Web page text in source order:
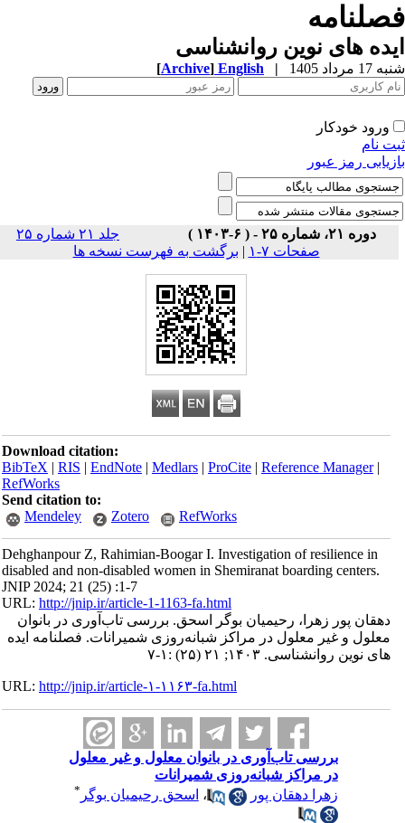
های نوین روانشناسی
مرداد 1405 |
English
[Archive]
ورود خودکار
نام
رمز عبور
دوره ۲۱، شماره ۲۵ - ( ۶-۱۴۰۳ )
جلد ۲۱ شماره ۲۵
صفحات ۷-۱
| برگشت به فهرست نسخه ها
Download citation:
BibTeX|RIS|EndNote|Medlars|ProCite|Reference Manager
RefWorks
Send citation to:
Mendeley
Zotero RefWorks
Dehghanpour Z, Rahimian-Boogar I. Investigation of resilience in
disabled and non-disabled women in Shemiranat boarding centers.
JNIP 2024; 21 (25) :1-7
URL:http://jnip.ir/article-1-1163-fa.html
دهقان پور زهرا، رحیمیان بوگر اسحق. بررسی تاب‌آوری در بانوان
معلول و غیر معلول در مراکز شبانه‌روزی شمیرانات. فصلنامه ایده
های نوین روانشناسی. ۱۴۰۳; ۲۱ (۲۵) :۱-۷
URL:http://jnip.ir/article-۱-۱۱۶۳-fa.html
بررسی تاب‌آوری در بانوان معلول و غیر معلول
در مراکز شبانه‌روزی شمیرانات
زهرا دهقان پور
،اسحق رحیمیان بوگر*